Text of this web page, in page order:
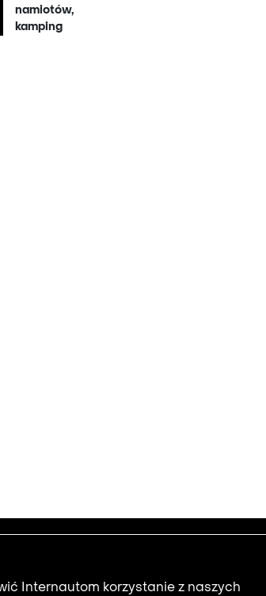
namiotów,
kamping
2
Polityka prywatności
Internautom korzystanie z naszych